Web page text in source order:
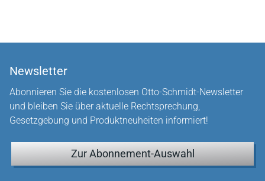
Newsletter
Abonnieren Sie die kostenlosen Otto-Schmidt-Newsletter
und bleiben Sie über aktuelle Rechtsprechung,
Gesetzgebung und Produktneuheiten informiert!
Zur Abonnement-Auswahl